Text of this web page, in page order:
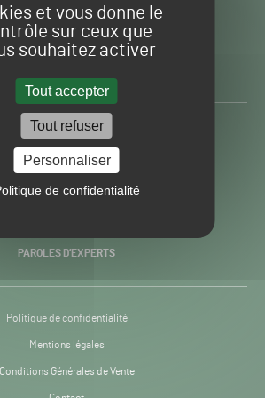
et vous donne le
sur ceux que
souhaitez activer
Tout accepter
Tout refuser
Personnaliser
de confidentialité
Gazon
Sport
H24
-
Toute l’info autour du
PRATIQUES
PAROLES D’EXPERTS
Politique de confidentialité
Mentions légales
Conditions Générales de Vente